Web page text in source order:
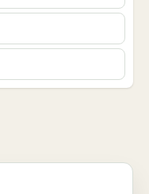
butik, klinik,